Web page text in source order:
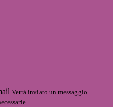
Verrà inviato un messaggio